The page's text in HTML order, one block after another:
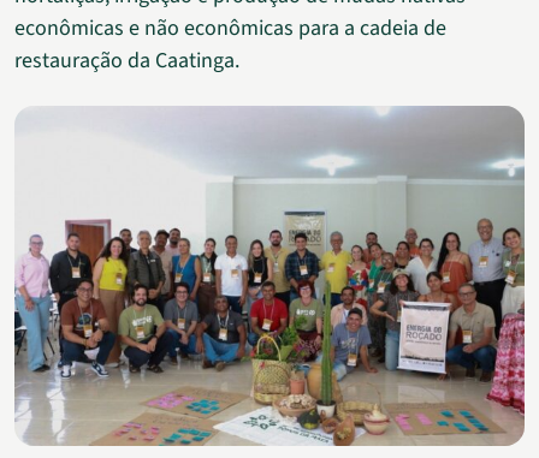
econômicas e não econômicas para a cadeia de
restauração da Caatinga.